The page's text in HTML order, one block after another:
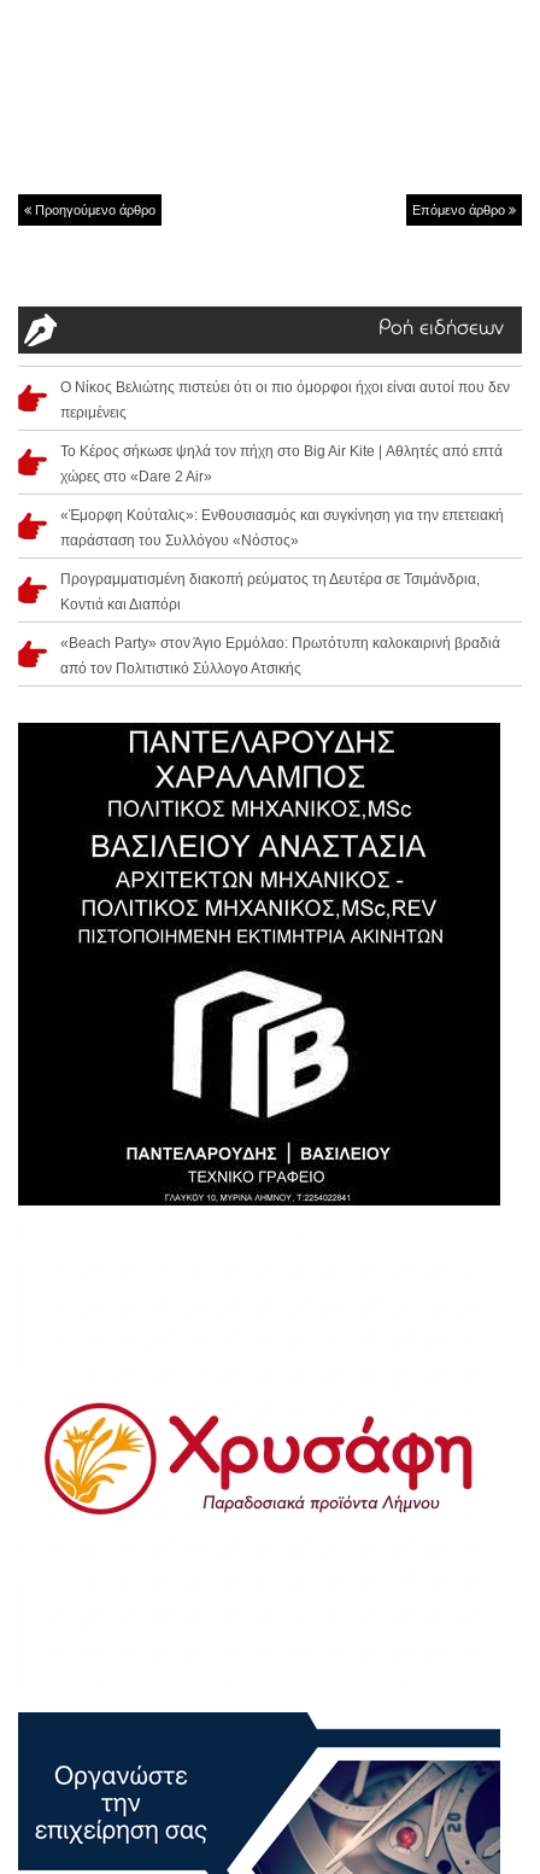
Προηγούμενο άρθρο Επόμενο άρθρο
Ροή ειδήσεων
Ο Νίκος Βελιώτης πιστεύει ότι οι πιο όμορφοι ήχοι είναι αυτοί που δεν
περιμένεις
Το Κέρος σήκωσε ψηλά τον πήχη στο Big Air Kite | Αθλητές από επτά
χώρες στο «Dare 2 Air»
«Έμορφη Κούταλις»: Ενθουσιασμός και συγκίνηση για την επετειακή
παράσταση του Συλλόγου «Νόστος»
Προγραμματισμένη διακοπή ρεύματος τη Δευτέρα σε Τσιμάνδρια,
Κοντιά και Διαπόρι
«Beach Party» στον Άγιο Ερμόλαο: Πρωτότυπη καλοκαιρινή βραδιά
από τον Πολιτιστικό Σύλλογο Ατσικής